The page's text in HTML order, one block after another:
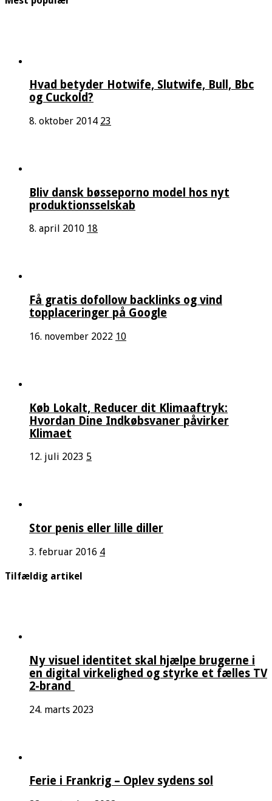
Hvad betyder Hotwife, Slutwife, Bull, Bbc
og Cuckold?
8. oktober 2014 23
Bliv dansk bøsseporno model hos nyt
produktionsselskab
8. april 2010 18
Få gratis dofollow backlinks og vind
topplaceringer på Google
16. november 2022 10
Køb Lokalt, Reducer dit Klimaaftryk:
Hvordan Dine Indkøbsvaner påvirker
Klimaet
12. juli 2023 5
Stor penis eller lille diller
3. februar 2016 4
Tilfældig artikel
Ny visuel identitet skal hjælpe brugerne i
en digital virkelighed og styrke et fælles TV
2-brand
24. marts 2023
Ferie i Frankrig – Oplev sydens sol